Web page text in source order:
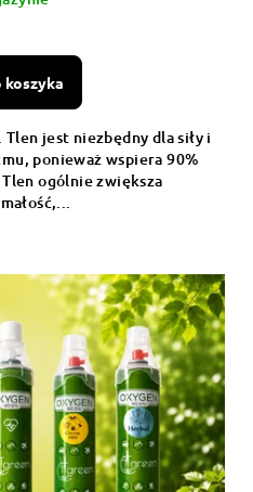
koszyka
Tlen jest niezbędny dla siły i
ponieważ wspiera 90%
ogólnie zwiększa